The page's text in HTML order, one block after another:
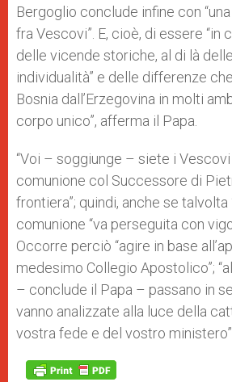
Bergoglio conclude infine con
fra Vescovi”. E, cioè, di essere “in
delle vicende storiche, al di là
individualità” e delle differenze
Bosnia dall’Erzegovina in molti
corpo unico”, afferma il Papa.
“Voi – soggiunge – siete i
comunione col Successore di
frontiera”; quindi, anche se talvolta
comunione “va perseguita con
Occorre perciò “agire in base
medesimo Collegio Apostolico”;
– conclude il Papa – passano in
vanno analizzate alla luce della
vostra fede e del vostro ministero”.